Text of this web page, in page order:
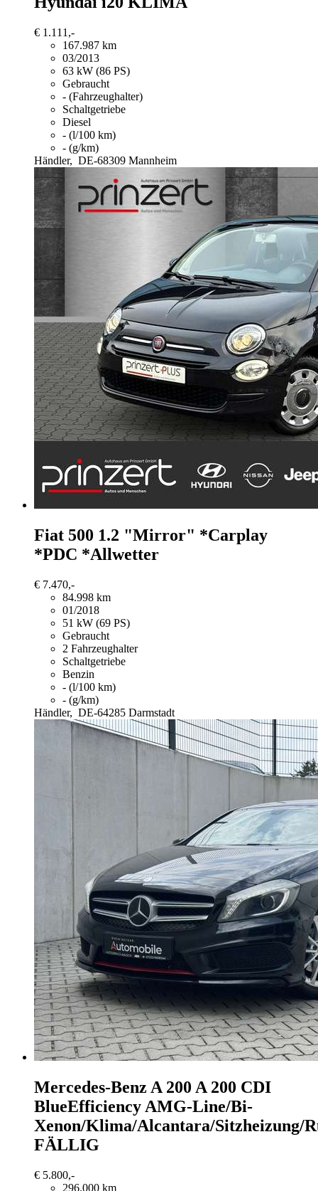
€ 1.111,-
167.987 km
03/2013
63 kW (86 PS)
Gebraucht
- (Fahrzeughalter)
Schaltgetriebe
Diesel
- (l/100 km)
- (g/km)
Händler, DE-68309 Mannheim
Fiat 500 1.2 "Mirror" *Carplay
*PDC *Allwetter
€ 7.470,-
84.998 km
01/2018
51 kW (69 PS)
Gebraucht
2 Fahrzeughalter
Schaltgetriebe
Benzin
- (l/100 km)
- (g/km)
Händler, DE-64285 Darmstadt
Mercedes-Benz A 200 A 200 CDI
BlueEfficiency AMG-Line/Bi-
Xenon/Klima/Alcantara/Sitzheizung/
FÄLLIG
€ 5.800,-
296.000 km